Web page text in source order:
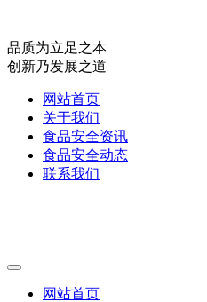
品质为立足之本
创新乃发展之道
网站首页
关于我们
食品安全资讯
食品安全动态
联系我们
网站首页